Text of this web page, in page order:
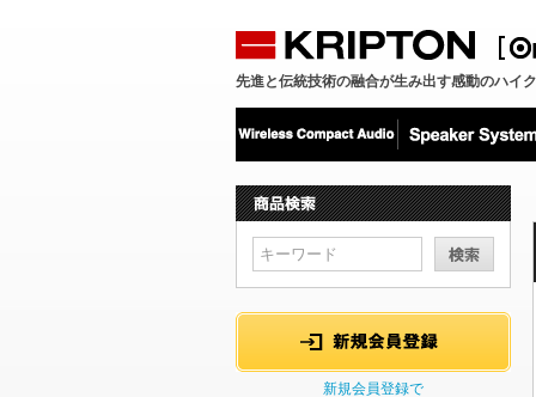
先進と伝統技術の融合が生み出す感動のハイ
新規会員登録で